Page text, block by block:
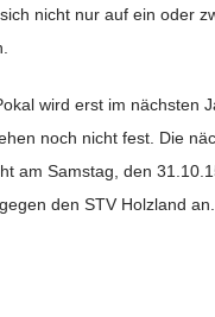
nicht nur auf ein oder
wird erst im nächsten
noch nicht fest. Die
am Samstag, den
den STV Holzland an.